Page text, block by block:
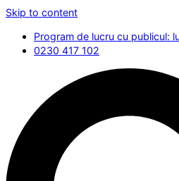
Skip to content
Program de lucru cu publicul:
0230 417 102